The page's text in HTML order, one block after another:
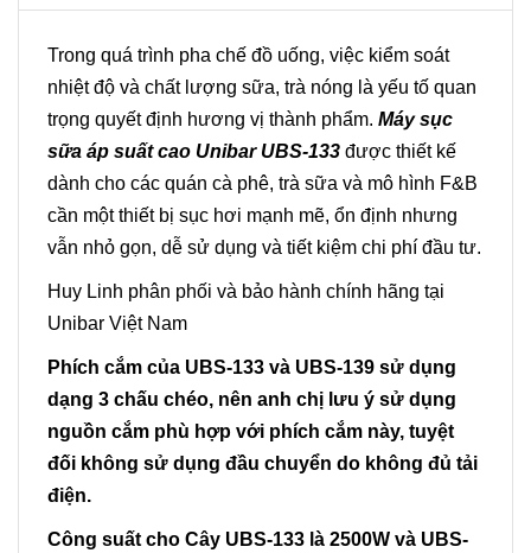
Trong quá trình pha chế đồ uống, việc kiểm soát
nhiệt độ và chất lượng sữa, trà nóng là yếu tố quan
trọng quyết định hương vị thành phẩm. Máy sục
sữa áp suất cao Unibar UBS-133 được thiết kế
dành cho các quán cà phê, trà sữa và mô hình F&B
cần một thiết bị sục hơi mạnh mẽ, ổn định nhưng
vẫn nhỏ gọn, dễ sử dụng và tiết kiệm chi phí đầu tư.
Huy Linh phân phối và bảo hành chính hãng tại
Unibar Việt Nam
Phích cắm của UBS-133 và UBS-139 sử dụng
dạng 3 chấu chéo, nên anh chị lưu ý sử dụng
nguồn cắm phù hợp với phích cắm này, tuyệt
đối không sử dụng đầu chuyển do không đủ tải
điện.
Công suất cho Cây UBS-133 là 2500W và UBS-